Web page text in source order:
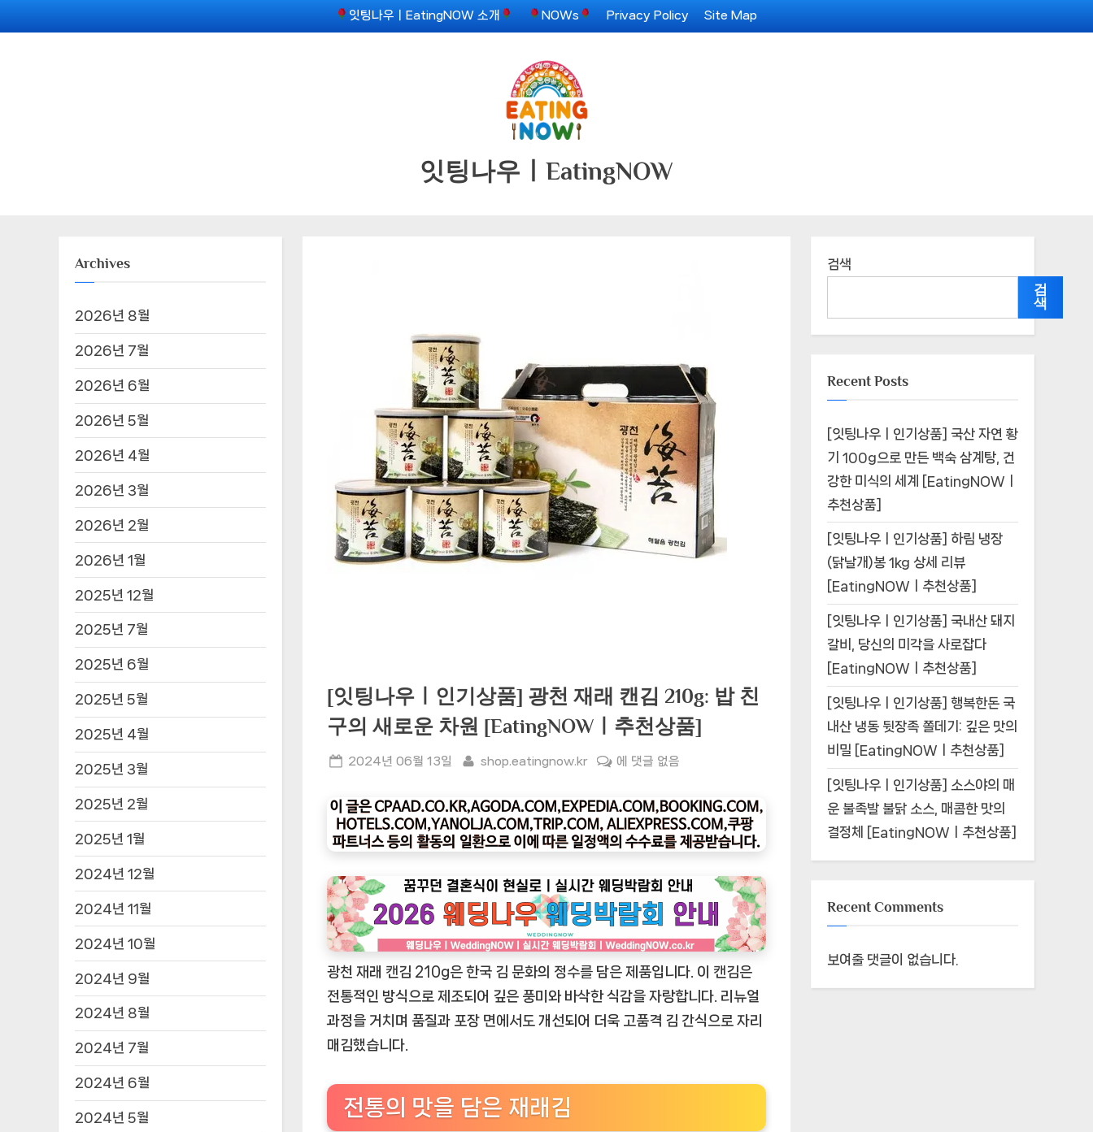
to
잇팅나우ㅣEatingNOW 소개 NOWs Privacy Policy Site Map
잇팅나우ㅣEatingNOW
[잇팅나우ㅣ인기상품] 광천 재래 캔김 210g: 밥 친
구의 새로운 차원 [EatingNOWㅣ추천상품]
Posted
2024년 06월 13일 By
shop.eatingnow.kr
[잇
나
ㅣ
기
상
품]
광
천
재
래
에 댓글 없음
광천 재래 캔김 210g은 한국 김 문화의 정수를 담은 제품입니다. 이 캔김은
전통적인 방식으로 제조되어 깊은 풍미와 바삭한 식감을 자랑합니다. 리뉴얼
과정을 거치며 품질과 포장 면에서도 개선되어 더욱 고품격 김 간식으로 자리
매김했습니다.
전통의 맛을 담은 재래김
Archives
2026년 8월
2026년 7월
2026년 6월
2026년 5월
2026년 4월
2026년 3월
2026년 2월
2026년 1월
2025년 12월
2025년 7월
2025년 6월
2025년 5월
2025년 4월
2025년 3월
2025년 2월
2025년 1월
2024년 12월
2024년 11월
2024년 10월
2024년 9월
2024년 8월
2024년 7월
2024년 6월
2024년 5월
검색
검
색
Recent Posts
[잇팅나우ㅣ인기상품] 국산 자연 황
기 100g으로 만든 백숙 삼계탕, 건
강한 미식의 세계 [EatingNOWㅣ
추천상품]
[잇팅나우ㅣ인기상품] 하림 냉장
(닭날개)봉 1kg 상세 리뷰
[EatingNOWㅣ추천상품]
[잇팅나우ㅣ인기상품] 국내산 돼지
갈비, 당신의 미각을 사로잡다
[EatingNOWㅣ추천상품]
[잇팅나우ㅣ인기상품] 행복한돈 국
내산 냉동 뒷장족 쫄데기: 깊은 맛의
비밀 [EatingNOWㅣ추천상품]
[잇팅나우ㅣ인기상품] 소스야의 매
운 불족발 불닭 소스, 매콤한 맛의
결정체 [EatingNOWㅣ추천상품]
Recent Comments
보여줄 댓글이 없습니다.